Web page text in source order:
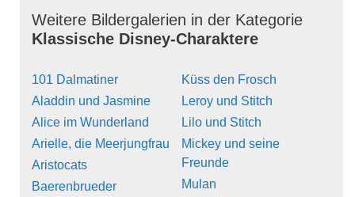
Weitere Bildergalerien in der Kategorie
Klassische Disney-Charaktere
101 Dalmatiner
Aladdin und Jasmine
Alice im Wunderland
Arielle, die Meerjungfrau
Aristocats
Baerenbrueder
Küss den Frosch
Leroy und Stitch
Lilo und Stitch
Mickey und seine
Freunde
Mulan